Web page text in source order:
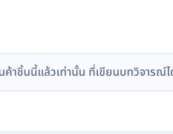
ค้าชิ้นนี้แล้วเท่านั้น ที่เขียนบทวิจารณ์